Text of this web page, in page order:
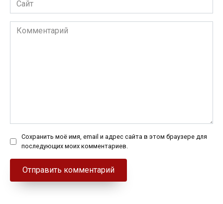
Комментарий
Сохранить моё имя, email и адрес сайта в этом браузере для
последующих моих комментариев.